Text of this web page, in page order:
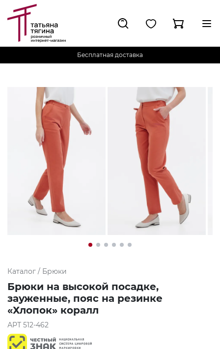
Бесплатная доставка
Каталог / Брюки
Брюки на высокой посадке,
зауженные, пояс на резинке
«Хлопок» коралл
АРТ 512-462